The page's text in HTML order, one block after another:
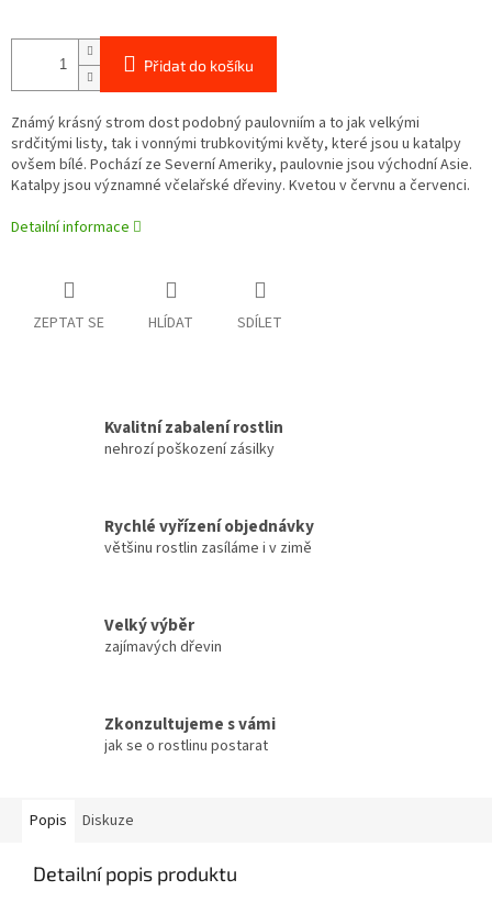
Přidat do košíku
Známý krásný strom dost podobný paulovniím a to jak velkými
srdčitými listy, tak i vonnými trubkovitými květy, které jsou u katalpy
ovšem bílé. Pochází ze Severní Ameriky, paulovnie jsou východní Asie.
Katalpy jsou významné včelařské dřeviny. Kvetou v červnu a červenci.
Detailní informace
ZEPTAT SE HLÍDAT SDÍLET
Kvalitní zabalení rostlin
nehrozí poškození zásilky
Rychlé vyřízení objednávky
většinu rostlin zasíláme i v zimě
Velký výběr
zajímavých dřevin
Zkonzultujeme s vámi
jak se o rostlinu postarat
Popis Diskuze
Detailní popis produktu